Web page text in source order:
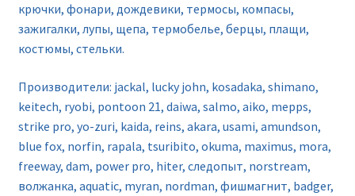
крючки, фонари, дождевики, термосы, компасы,
зажигалки, лупы, щепа, термобелье, берцы, плащи,
костюмы, стельки.
Производители: jackal, lucky john, kosadaka, shimano,
keitech, ryobi, pontoon 21, daiwa, salmo, aiko, mepps,
strike pro, yo-zuri, kaida, reins, akara, usami, amundson,
blue fox, norfin, rapala, tsuribito, okuma, maximus, mora,
freeway, dam, power pro, hiter, следопыт, norstream,
волжанка, aquatic, myran, nordman, фишмагнит, badger,